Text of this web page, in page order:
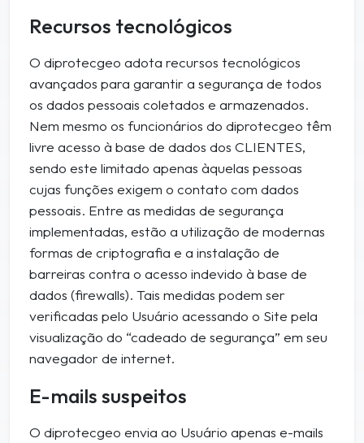
Recursos tecnológicos
O diprotecgeo adota recursos tecnológicos
avançados para garantir a segurança de todos
os dados pessoais coletados e armazenados.
Nem mesmo os funcionários do diprotecgeo têm
livre acesso à base de dados dos CLIENTES,
sendo este limitado apenas àquelas pessoas
cujas funções exigem o contato com dados
pessoais. Entre as medidas de segurança
implementadas, estão a utilização de modernas
formas de criptografia e a instalação de
barreiras contra o acesso indevido à base de
dados (firewalls). Tais medidas podem ser
verificadas pelo Usuário acessando o Site pela
visualização do “cadeado de segurança” em seu
navegador de internet.
E-mails suspeitos
O diprotecgeo envia ao Usuário apenas e-mails